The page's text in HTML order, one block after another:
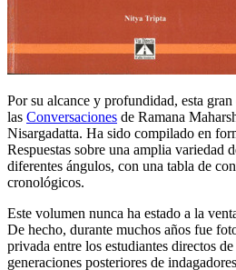
Por su alcance y profundidad, esta
las Conversaciones de Ramana
Nisargadatta. Ha sido compilado en
Respuestas sobre una amplia variedad
diferentes ángulos, con una tabla de
cronológicos.
Este volumen nunca ha estado a la
De hecho, durante muchos años fue
privada entre los estudiantes directos
generaciones posteriores de